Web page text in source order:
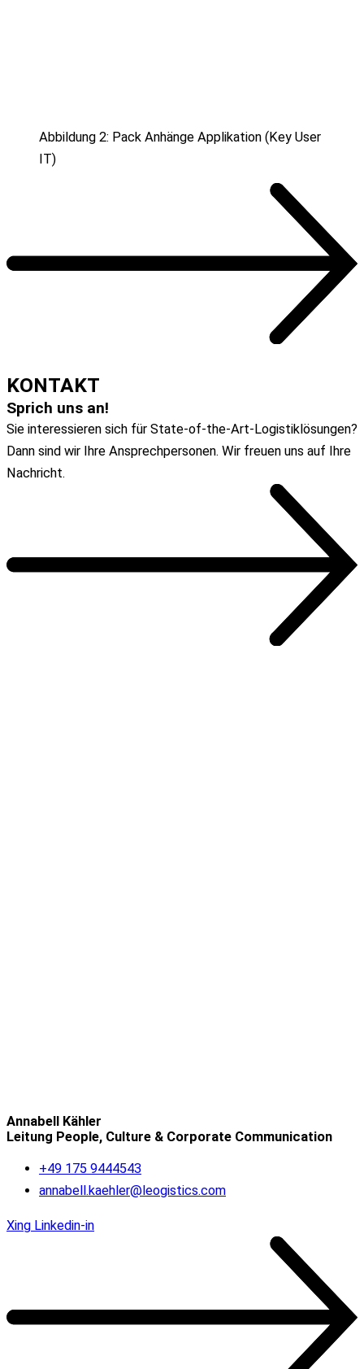
Abbildung 2: Pack Anhänge Applikation (Key User
IT)
KONTAKT
Sprich uns an!
Sie interessieren sich für State-of-the-Art-Logistiklösungen?
Dann sind wir Ihre Ansprechpersonen. Wir freuen uns auf Ihre
Nachricht.
Annabell Kähler
Leitung People, Culture & Corporate Communication
+49 175 9444543
annabell.kaehler@leogistics.com
Xing Linkedin-in